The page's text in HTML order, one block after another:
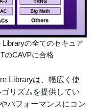
の全てのセキュア
のCAVPに合格
Libraryは、幅広く使
リズムを提供してい
パフォーマンスにコン